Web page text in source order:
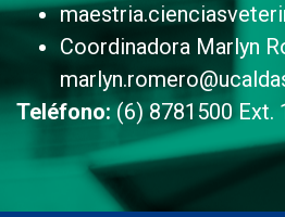
Coordinadora Marlyn
Teléfono:(6) 8781500 Ext.